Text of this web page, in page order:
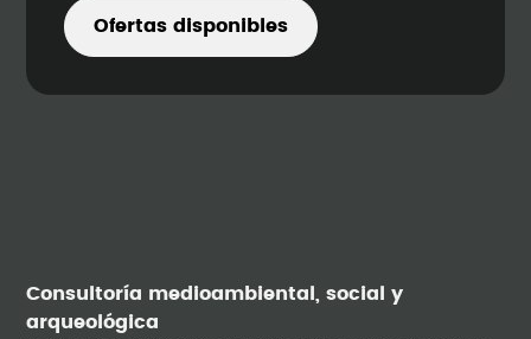
Ofertas disponibles
Consultoría medioambiental, social y
arqueológica